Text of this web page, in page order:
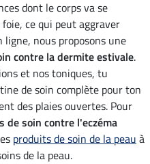
dont le corps va se
ce qui peut aggraver
nous proposons une
contre la dermite estivale.
et nos toniques, tu
de soin complète pour ton
des plaies ouvertes. Pour
de soin contre l'eczéma
produits de soin de la peau à
de la peau.